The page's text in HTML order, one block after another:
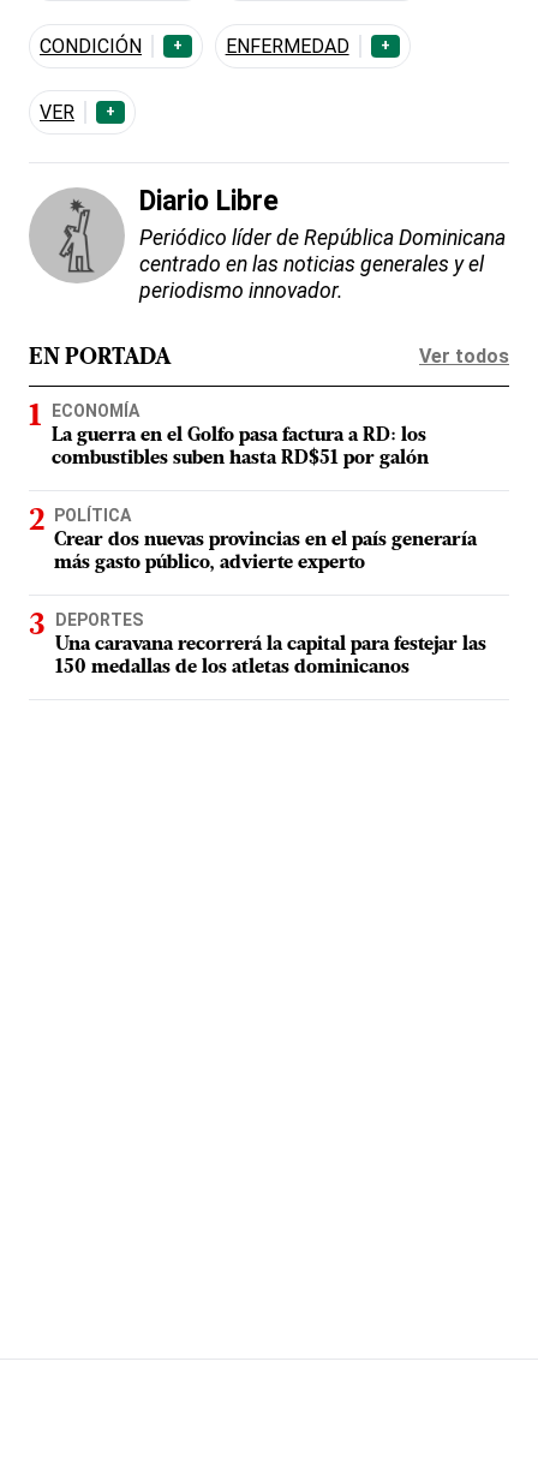
CONDICIÓN + ENFERMEDAD +
VER +
Diario Libre
Periódico líder de República Dominicana
centrado en las noticias generales y el
periodismo innovador.
EN PORTADA Ver todos
ECONOMÍA
La guerra en el Golfo pasa factura a RD: los
combustibles suben hasta RD$51 por galón
POLÍTICA
Crear dos nuevas provincias en el país generaría
más gasto público, advierte experto
DEPORTES
Una caravana recorrerá la capital para festejar las
150 medallas de los atletas dominicanos